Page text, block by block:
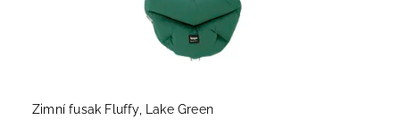
Zimní fusak Fluffy, Lake Green